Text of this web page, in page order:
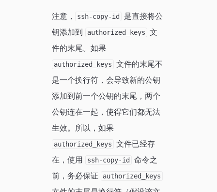
注意， ssh-copy-id
是直接将公
钥添加到
authorized_keys
文
件的末尾。如果
authorized_keys
文件的末尾不
是一个换行符，会导致新的公钥
添加到前一个公钥的末尾，两个
公钥连在一起，使得它们都无法
生效。所以，如果
authorized_keys
文件已经存
在，使用
ssh-copy-id
命令之
前，务必保证
authorized_keys